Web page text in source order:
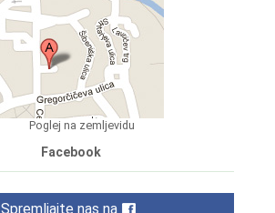
Poglej na zemljevidu
Facebook
Spremljajte nas na